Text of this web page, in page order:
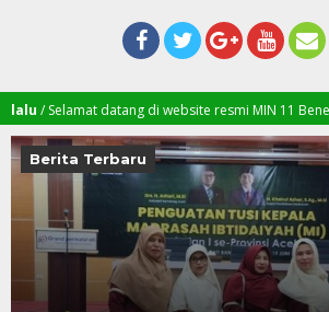
datang di website resmi MIN 11 Bener Meriah
Berita Terbaru